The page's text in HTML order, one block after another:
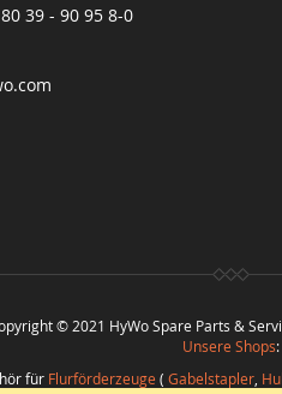
39 - 90 95 8-0
© 2021 HyWo Spare Parts &
Unsere Shops:
für Flurförderzeuge ( Gabelstapler,